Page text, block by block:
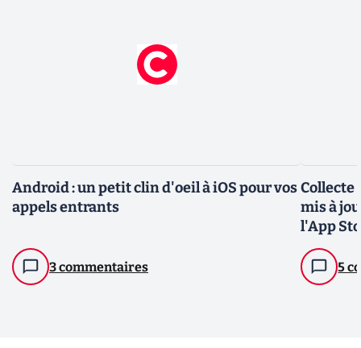
Android : un petit clin d'oeil à iOS pour vos
appels entrants
3 commentaires
Collecte
mis à
l'App
5